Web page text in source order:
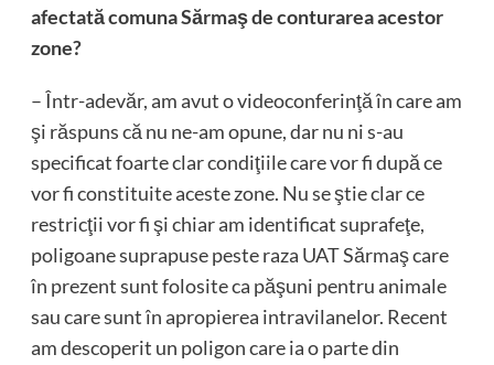
afectată comuna Sărmaş de conturarea acestor
zone?
– Într-adevăr, am avut o videoconferinţă în care am
şi răspuns că nu ne-am opune, dar nu ni s-au
specificat foarte clar condiţiile care vor fi după ce
vor fi constituite aceste zone. Nu se ştie clar ce
restricţii vor fi şi chiar am identificat suprafeţe,
poligoane suprapuse peste raza UAT Sărmaş care
în prezent sunt folosite ca păşuni pentru animale
sau care sunt în apropierea intravilanelor. Recent
am descoperit un poligon care ia o parte din